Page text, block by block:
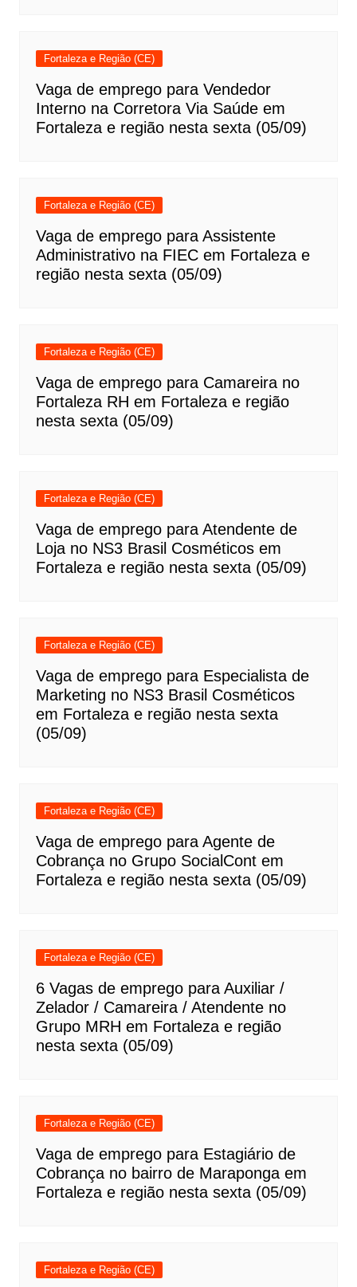
Fortaleza e Região (CE)
Vaga de emprego para Vendedor
Interno na Corretora Via Saúde em
Fortaleza e região nesta sexta (05/09)
Fortaleza e Região (CE)
Vaga de emprego para Assistente
Administrativo na FIEC em Fortaleza e
região nesta sexta (05/09)
Fortaleza e Região (CE)
Vaga de emprego para Camareira no
Fortaleza RH em Fortaleza e região
nesta sexta (05/09)
Fortaleza e Região (CE)
Vaga de emprego para Atendente de
Loja no NS3 Brasil Cosméticos em
Fortaleza e região nesta sexta (05/09)
Fortaleza e Região (CE)
Vaga de emprego para Especialista de
Marketing no NS3 Brasil Cosméticos
em Fortaleza e região nesta sexta
(05/09)
Fortaleza e Região (CE)
Vaga de emprego para Agente de
Cobrança no Grupo SocialCont em
Fortaleza e região nesta sexta (05/09)
Fortaleza e Região (CE)
6 Vagas de emprego para Auxiliar /
Zelador / Camareira / Atendente no
Grupo MRH em Fortaleza e região
nesta sexta (05/09)
Fortaleza e Região (CE)
Vaga de emprego para Estagiário de
Cobrança no bairro de Maraponga em
Fortaleza e região nesta sexta (05/09)
Fortaleza e Região (CE)